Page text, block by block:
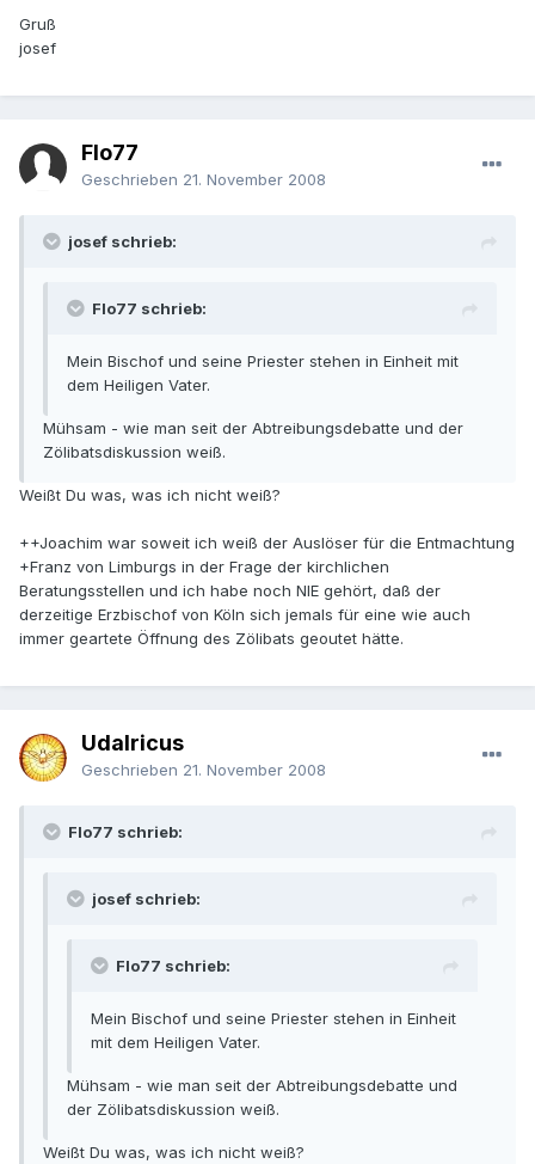
Gruß
josef
Flo77
Geschrieben 21. November 2008
josef schrieb:
Flo77 schrieb:
Mein Bischof und seine Priester stehen in Einheit mit
dem Heiligen Vater.
Mühsam - wie man seit der Abtreibungsdebatte und der
Zölibatsdiskussion weiß.
Weißt Du was, was ich nicht weiß?
++Joachim war soweit ich weiß der Auslöser für die Entmachtung
+Franz von Limburgs in der Frage der kirchlichen
Beratungsstellen und ich habe noch NIE gehört, daß der
derzeitige Erzbischof von Köln sich jemals für eine wie auch
immer geartete Öffnung des Zölibats geoutet hätte.
Udalricus
Geschrieben 21. November 2008
Flo77 schrieb:
josef schrieb:
Flo77 schrieb:
Mein Bischof und seine Priester stehen in Einheit
mit dem Heiligen Vater.
Mühsam - wie man seit der Abtreibungsdebatte und
der Zölibatsdiskussion weiß.
Weißt Du was, was ich nicht weiß?